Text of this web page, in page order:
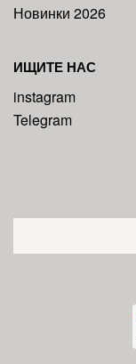
Новинки 2026
ИЩИТЕ НАС
instagram
Telegram